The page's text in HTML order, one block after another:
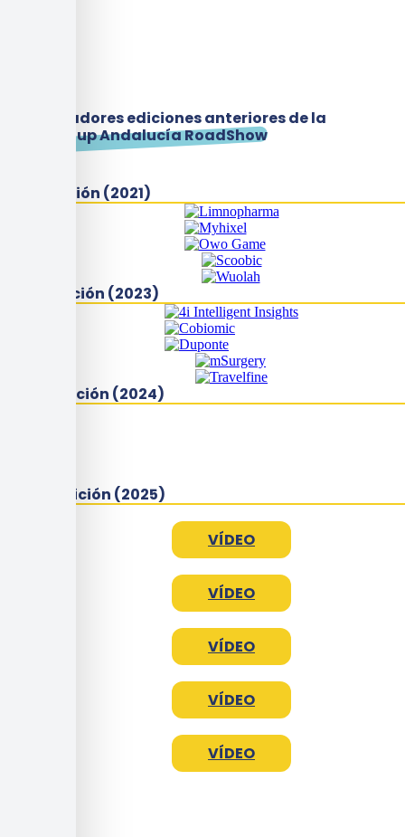
Ganadores ediciones anteriores de la
Startup Andalucía RoadShow
I Edición (2021)
II Edición (2023)
III Edición (2024)
IV Edición (2025)
VÍDEO
VÍDEO
VÍDEO
VÍDEO
VÍDEO